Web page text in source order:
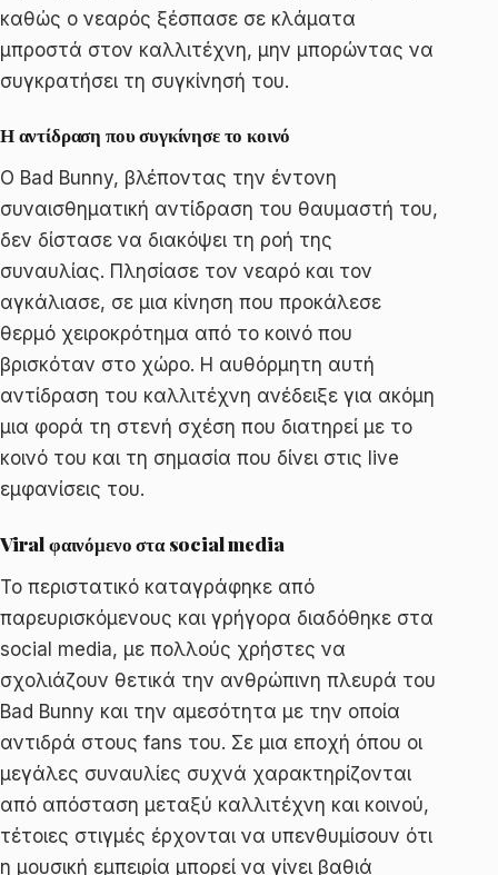
καθώς ο νεαρός ξέσπασε σε κλάματα
μπροστά στον καλλιτέχνη, μην μπορώντας να
συγκρατήσει τη συγκίνησή του.
Η αντίδραση που συγκίνησε το κοινό
Ο Bad Bunny, βλέποντας την έντονη
συναισθηματική αντίδραση του θαυμαστή του,
δεν δίστασε να διακόψει τη ροή της
συναυλίας. Πλησίασε τον νεαρό και τον
αγκάλιασε, σε μια κίνηση που προκάλεσε
θερμό χειροκρότημα από το κοινό που
βρισκόταν στο χώρο. Η αυθόρμητη αυτή
αντίδραση του καλλιτέχνη ανέδειξε για ακόμη
μια φορά τη στενή σχέση που διατηρεί με το
κοινό του και τη σημασία που δίνει στις live
εμφανίσεις του.
Viral φαινόμενο στα social media
Το περιστατικό καταγράφηκε από
παρευρισκόμενους και γρήγορα διαδόθηκε στα
social media, με πολλούς χρήστες να
σχολιάζουν θετικά την ανθρώπινη πλευρά του
Bad Bunny και την αμεσότητα με την οποία
αντιδρά στους fans του. Σε μια εποχή όπου οι
μεγάλες συναυλίες συχνά χαρακτηρίζονται
από απόσταση μεταξύ καλλιτέχνη και κοινού,
τέτοιες στιγμές έρχονται να υπενθυμίσουν ότι
η μουσική εμπειρία μπορεί να γίνει βαθιά